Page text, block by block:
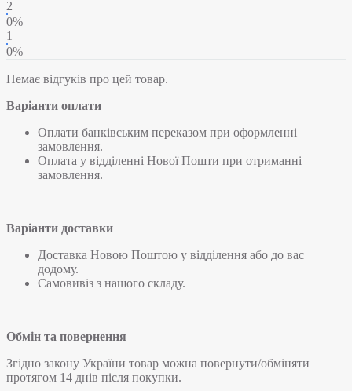
2
0%
1
0%
Немає відгуків про цей товар.
Варіанти оплати
Оплати банківським переказом при оформленні
замовлення.
Оплата у відділенні Нової Пошти при отриманні
замовлення.
Варіанти доставки
Доставка Новою Поштою у відділення або до вас
додому.
Самовивіз з нашого складу.
Обмін та повернення
Згідно закону України товар можна повернути/обміняти
протягом 14 днів після покупки.